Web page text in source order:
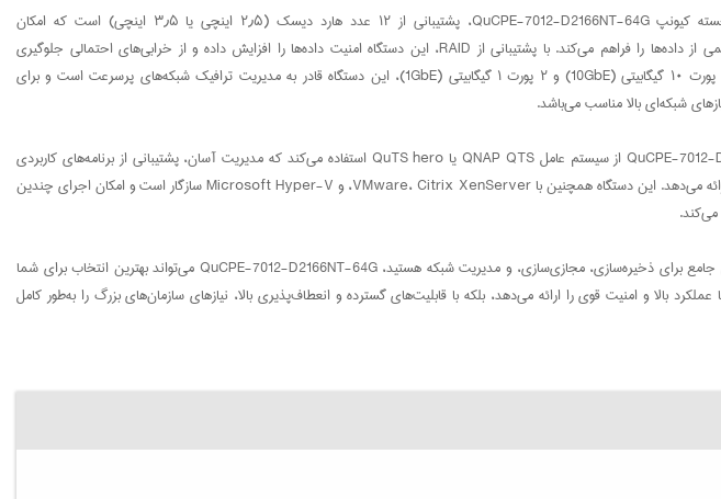
یکی از ویژگی‌های برجسته کیونپ QuCPE-7012-D2166NT-64G، پشتیبانی از ۱۲ عدد هارد دیسک (۲٫۵ اینچی یا ۳٫۵ اینچی) است که امکان
ذخیره‌سازی حجم عظیمی از داده‌ها را فراهم می‌کند. با پشتیبانی از RAID، این دستگاه امنیت داده‌ها را افزایش داده و از خرابی‌های احتمالی جلوگیری
می‌کند. همچنین، با ۴ پورت ۱۰ گیگابیتی (10GbE) و ۲ پورت ۱ گیگابیتی (1GbE)، این دستگاه قادر به مدیریت ترافیک شبکه‌های پرسرعت است و برای
شبکه‌ای بالا مناسب می‌باشد.
کیونپ QuCPE-7012-D2166NT-64G از سیستم عامل QNAP QTS یا QuTS hero استفاده می‌کند که مدیریت آسان، پشتیبانی از برنامه‌های کاربردی
متنوع، و امنیت بالا را ارائه می‌دهد. این دستگاه همچنین با VMware، Citrix XenServer، و Microsoft Hyper-V سازگار است و امکان اجرای چندین
اگر به دنبال یک راه‌حل جامع برای ذخیره‌سازی، مجازی‌سازی، و مدیریت شبکه هستید، QuCPE-7012-D2166NT-64G می‌تواند بهترین انتخاب برای شما
عملکرد بالا و امنیت قوی را ارائه می‌دهد، بلکه با قابلیت‌های گسترده و انعطاف‌پذیری بالا، نیازهای سازمان‌های بزرگ را به‌طور کامل